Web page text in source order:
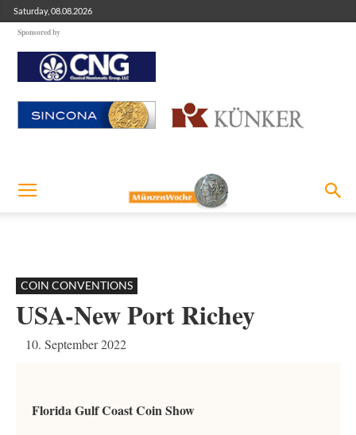
Saturday, 08.08.2026
Sponsored by
COIN CONVENTIONS
USA-New Port Richey
10. September 2022
Florida Gulf Coast Coin Show